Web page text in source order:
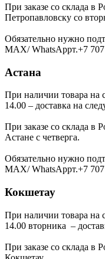
При заказе со склада в
Петропавловску со
Обязательно нужно
МАХ/ WhatsAppт.+7 707
Астана
При наличии товара на
14.00 – доставка на
При заказе со склада в
Астане с четверга.
Обязательно нужно
МАХ/ WhatsAppт.+7 707
Кокшетау
При наличии товара на
14.00 вторника –
При заказе со склада в